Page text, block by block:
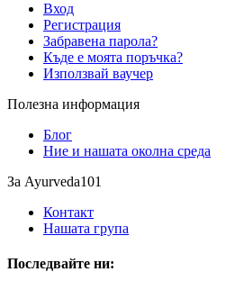
Вход
Регистрация
Забравена парола?
Къде е моята поръчка?
Използвай ваучер
Полезна информация
Блог
Ние и нашата околна среда
За Ayurveda101
Контакт
Нашата група
Последвайте ни: